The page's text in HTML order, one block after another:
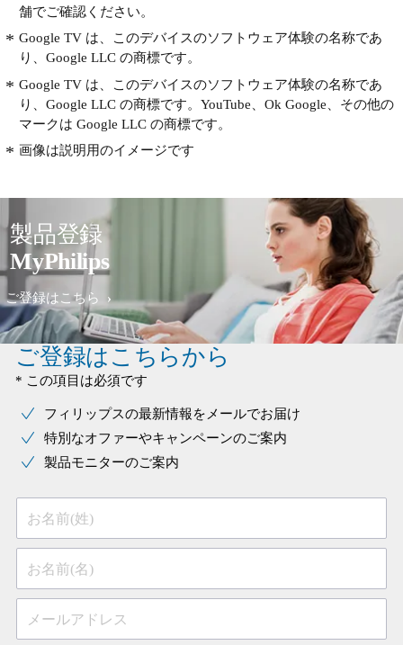
舗でご確認ください。
Google TV は、このデバイスのソフトウェア体験の名称であ
り、Google LLC の商標です。
Google TV は、このデバイスのソフトウェア体験の名称であ
り、Google LLC の商標です。YouTube、Ok Google、その他の
マークは Google LLC の商標です。
画像は説明用のイメージです
製品登録
MyPhilips
ご登録はこちら
ご登録はこちらから
* この項目は必須です
フィリップスの最新情報をメールでお届け
特別なオファーやキャンペーンのご案内
製品モニターのご案内
お名前(姓)
お名前(名)
メールアドレス